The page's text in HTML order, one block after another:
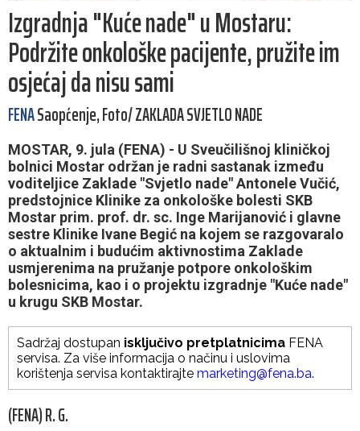
Izgradnja "Kuće nade" u Mostaru:
Podržite onkološke pacijente, pružite im
osjećaj da nisu sami
FENASaopćenje, Foto/ ZAKLADA SVJETLO NADE
MOSTAR, 9. jula (FENA) - U Sveučilišnoj kliničkoj
bolnici Mostar održan je radni sastanak između
voditeljice Zaklade "Svjetlo nade" Antonele Vučić,
predstojnice Klinike za onkološke bolesti SKB
Mostar prim. prof. dr. sc. Inge Marijanović i glavne
sestre Klinike Ivane Begić na kojem se razgovaralo
o aktualnim i budućim aktivnostima Zaklade
usmjerenima na pružanje potpore onkološkim
bolesnicima, kao i o projektu izgradnje "Kuće nade"
u krugu SKB Mostar.
Sadržaj dostupan isključivo pretplatnicima FENA
servisa. Za više informacija o načinu i uslovima
korištenja servisa kontaktirajte marketing@fena.ba.
(FENA) R. G.